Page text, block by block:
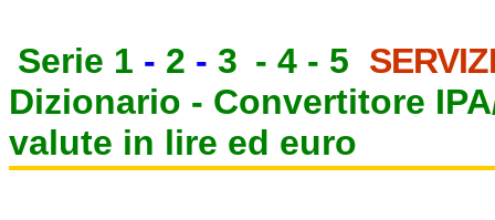
Serie 1 - 2 - 3 - 4 - 5
Dizionario - Convertitore
valute in lire ed euro